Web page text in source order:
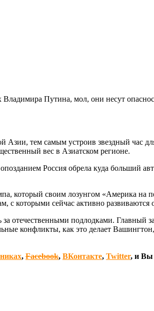
Путина, мол, они несут
тем самым устроив звездный час
вес в Азиатском регионе.
Россия обрела куда больший
который своим лозунгом «Америка на
с которыми сейчас активно
отечественными подлодками. Главный
конфликты, как это делает
, Facebook, ВКонтакте, Twitter, и Вы